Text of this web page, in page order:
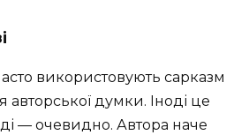
використовують сарказм
авторської думки. Іноді це
— очевидно. Автора наче